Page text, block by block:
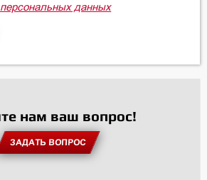
данных
нам ваш вопрос!
ЗАДАТЬ ВОПРОС